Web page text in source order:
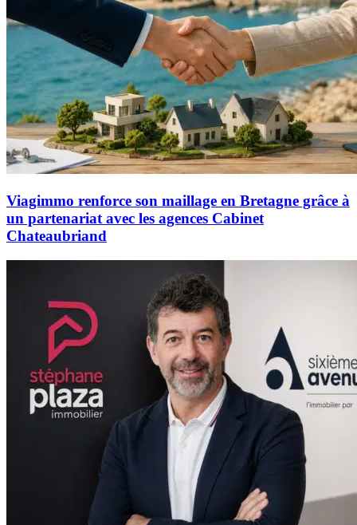
Viagimmo renforce son maillage en Bretagne grâce à
un partenariat avec les agences Cabinet
Chateaubriand